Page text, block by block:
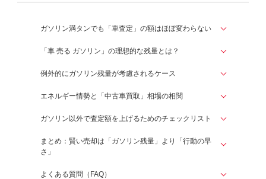
ガソリン満タンでも「車査定」の額はほぼ変わらない
「車 売る ガソリン」の理想的な残量とは？
例外的にガソリン残量が考慮されるケース
エネルギー情勢と「中古車買取」相場の相関
ガソリン以外で査定額を上げるためのチェックリスト
まとめ：賢い売却は「ガソリン残量」より「行動の早
さ」
よくある質問（FAQ）